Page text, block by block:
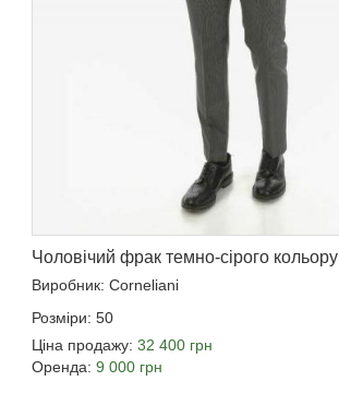
Чоловічий фрак темно-сірого кольору
Виробник: Corneliani
Розміри: 50
Ціна продажу: 32 400 грн
Оренда: 9 000 грн